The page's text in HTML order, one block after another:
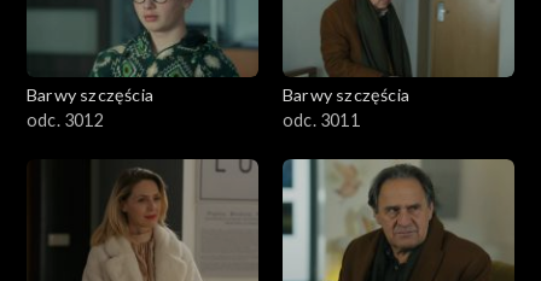
Barwy szczęścia
odc. 3012
Barwy szczęścia
odc. 3011